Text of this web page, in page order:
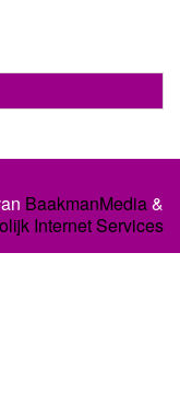
BaakmanMedia&
Internet Services